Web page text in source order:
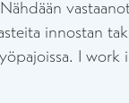
innostan
I work